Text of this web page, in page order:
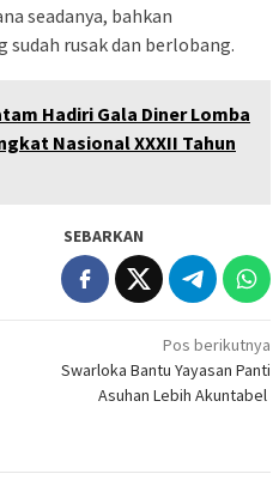
seadanya, bahkan
rusak dan berlobang.
Hadiri Gala Diner Lomba
Nasional XXXII Tahun
SEBARKAN
Pos berikutnya
Swarloka Bantu Yayasan Panti
Asuhan Lebih Akuntabel